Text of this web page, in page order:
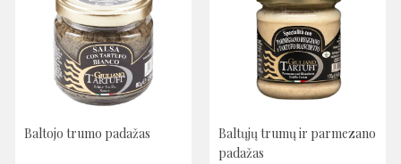
Baltojo trumo padažas
Baltųjų trumų ir parmezano
padažas